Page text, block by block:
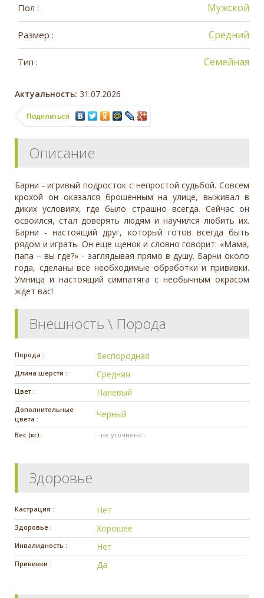
Пол : Мужской
Размер : Средний
Тип : Семейная
Актуальность: 31.07.2026
Поделиться
Описание
Барни - игривый подросток с непростой судьбой. Совсем
крохой он оказался брошенным на улице, выживал в
диких условиях, где было страшно всегда. Сейчас он
освоился, стал доверять людям и научился любить их.
Барни - настоящий друг, который готов всегда быть
рядом и играть. Он еще щенок и словно говорит: «Мама,
папа – вы где?» - заглядывая прямо в душу. Барни около
года, сделаны все необходимые обработки и прививки.
Умница и настоящий симпатяга с необычным окрасом
ждет вас!
Внешность \ Порода
Порода : Беспородная
Длина шерсти : Средняя
Цвет : Палевый
Дополнительные
цвета :
Черный
Вес (кг) : - не уточнено -
Здоровье
Кастрация : Нет
Здоровье : Хорошее
Инвалидность : Нет
Прививки : Да